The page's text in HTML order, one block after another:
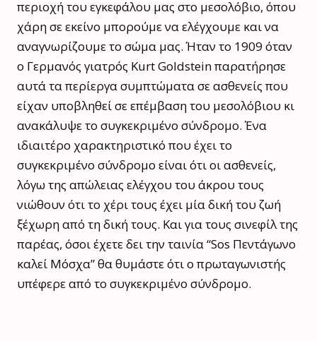
περιοχή του εγκεφάλου μας στο μεσολόβιο, όπου
χάρη σε εκείνο μπορούμε να ελέγχουμε και να
αναγνωρίζουμε το σώμα μας. Ήταν το 1909 όταν
ο Γερμανός γιατρός Kurt Goldstein παρατήρησε
αυτά τα περίεργα συμπτώματα σε ασθενείς που
είχαν υποβληθεί σε επέμβαση του μεσολόβιου κι
ανακάλυψε το συγκεκριμένο σύνδρομο. Ένα
ιδιαιτέρο χαρακτηριστικό που έχει το
συγκεκριμένο σύνδρομο είναι ότι οι ασθενείς,
λόγω της απώλειας ελέγχου του άκρου τους
νιώθουν ότι το χέρι τους έχει μία δική του ζωή
ξέχωρη από τη δική τους. Και για τους σινεφίλ της
παρέας, όσοι έχετε δει την ταινία “Sos Πεντάγωνο
καλεί Μόσχα” θα θυμάστε ότι ο πρωταγωνιστής
υπέφερε από το συγκεκριμένο σύνδρομο.